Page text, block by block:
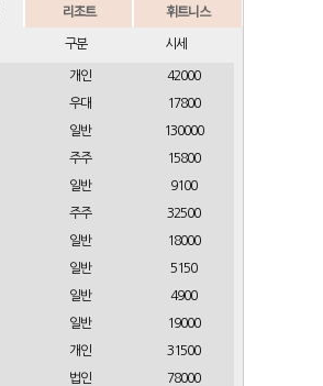
리조트 휘트니스
구분 시세
개인 42000
우대 17800
일반 130000
주주 15800
일반 9100
주주 32500
일반 18000
일반 5150
일반 4900
일반 19000
개인 31500
법인 78000